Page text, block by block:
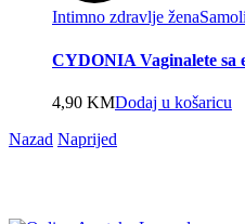
Intimno zdravlje žena
CYDONIA Vaginalete sa
4,90 KMDodaj u košaricu
Nazad Naprijed